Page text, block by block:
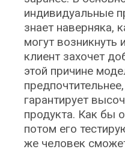
индивидуальные
знает наверняка,
могут возникнуть
клиент захочет
этой причине
гарантирует
продукта. Как бы
потом его
же человек